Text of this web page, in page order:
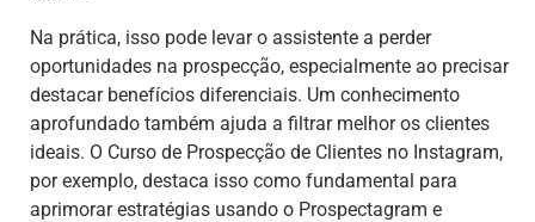
Na prática, isso pode levar o assistente a perder
oportunidades na prospecção, especialmente ao precisar
destacar benefícios diferenciais. Um conhecimento
aprofundado também ajuda a filtrar melhor os clientes
ideais. O Curso de Prospecção de Clientes no Instagram,
por exemplo, destaca isso como fundamental para
aprimorar estratégias usando o Prospectagram e